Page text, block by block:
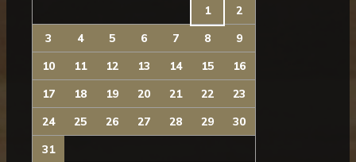
1
2
3
4 5 6 7 8
9
10
11 12 13 14 15
16
17
18 19 20 21 22
23
24
25 26 27 28 29
30
31